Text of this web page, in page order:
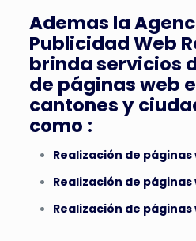
Ademas la
Publicidad Web
brinda servicios
de páginas web
cantones y
como :
Realización de
Realización de páginas
Realización de páginas